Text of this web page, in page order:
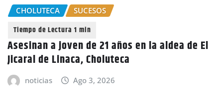
CHOLUTECA SUCESOS
Asesinan a joven de 21 años en la aldea de El
Jicaral de Linaca, Choluteca
noticias Ago 3, 2026